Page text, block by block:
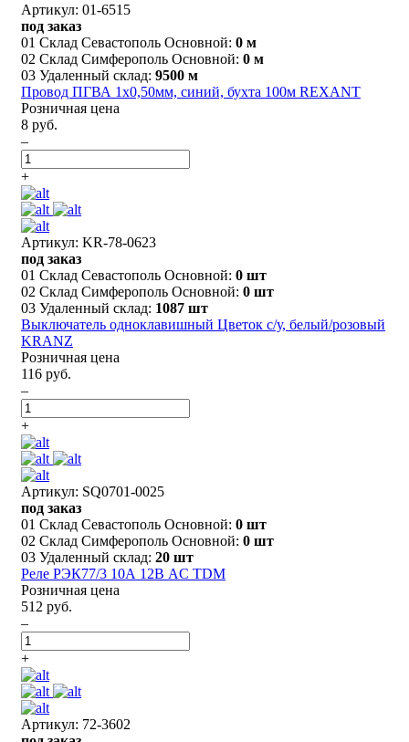
Артикул: 01-6515
под заказ
01 Склад Севастополь Основной: 0 м
02 Склад Симферополь Основной: 0 м
03 Удаленный склад: 9500 м
Провод ПГВА 1х0,50мм, синий, бухта 100м REXANT
Розничная цена
8 руб.
–
+
Артикул: KR-78-0623
под заказ
01 Склад Севастополь Основной: 0 шт
02 Склад Симферополь Основной: 0 шт
03 Удаленный склад: 1087 шт
Выключатель одноклавишный Цветок с/у, белый/розовый
KRANZ
Розничная цена
116 руб.
–
+
Артикул: SQ0701-0025
под заказ
01 Склад Севастополь Основной: 0 шт
02 Склад Симферополь Основной: 0 шт
03 Удаленный склад: 20 шт
Реле РЭК77/3 10А 12В AC TDM
Розничная цена
512 руб.
–
+
Артикул: 72-3602